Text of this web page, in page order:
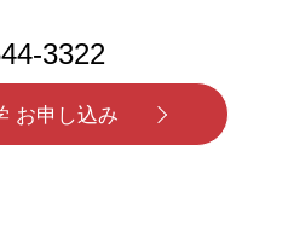
3322
お申し込み